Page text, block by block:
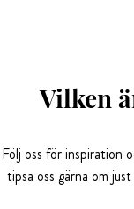
Vilken
Följ oss för inspiration
tipsa oss gärna om